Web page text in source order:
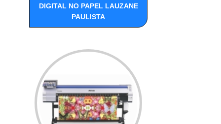
DIGITAL NO PAPEL LAUZANE
PAULISTA